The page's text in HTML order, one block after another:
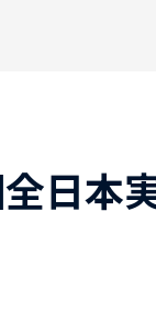
日本